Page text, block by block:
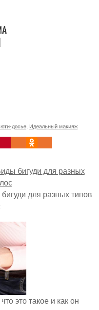
досье Идеальный макияж
для разных типов
это такое и как он